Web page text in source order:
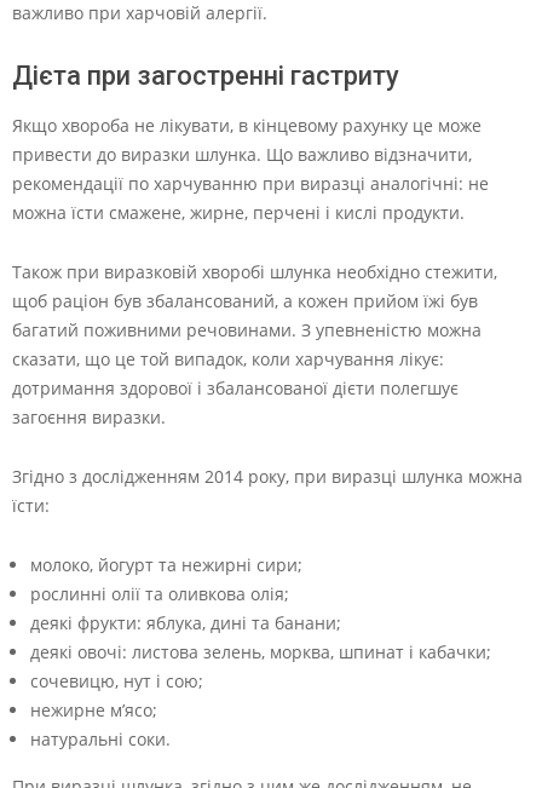
важливо при харчовій алергії.
Дієта при загостренні гастриту
Якщо хвороба не лікувати, в кінцевому рахунку це може
привести до виразки шлунка. Що важливо відзначити,
рекомендації по харчуванню при виразці аналогічні: не
можна їсти смажене, жирне, перчені і кислі продукти.
Також при виразковій хворобі шлунка необхідно стежити,
щоб раціон був збалансований, а кожен прийом їжі був
багатий поживними речовинами. З упевненістю можна
сказати, що це той випадок, коли харчування лікує:
дотримання здорової і збалансованої дієти полегшує
загоєння виразки.
Згідно з дослідженням 2014 року, при виразці шлунка можна
їсти:
молоко, йогурт та нежирні сири;
рослинні олії та оливкова олія;
деякі фрукти: яблука, дині та банани;
деякі овочі: листова зелень, морква, шпинат і кабачки;
сочевицю, нут і сою;
нежирне м’ясо;
натуральні соки.